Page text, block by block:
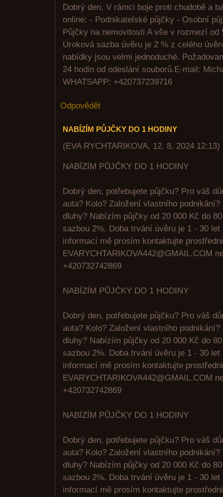
Dobrý den, V rámci boje proti chudobě a
online: - Podnikatelské půjčky - Osobní
Půjčky na nemovitosti A vše v rozmezí od
Úroková sazba úvěru je 2 % z celého
nabídky jsou velmi jednoduché.
24 hodin od odeslání souborů.E-mail:
WHATSAPP: +420737239716
Odpovědět
NABÍZÍM PŮJČKY DO 1 HODINY
(EVA RYCHTARIKOVA, 12. 8. 2024 12:13)
NABÍZÍM PŮJČKY DO 1 HODINY
Dobrý den, potřebujete půjčku? Pro váš
auta? Kolo? Založení vlastního
dluhy? Nabízím půjčky od 20 000 Kč do
sazbou 2%. Doba trvání úvěru je 1 - 30
informací mě prosím kontaktujte
EVARYCHTARIKOVA442@GMAIL.COM
+420732742869
NABÍZÍM PŮJČKY DO 1 HODINY
Dobrý den, potřebujete půjčku? Pro váš
auta? Kolo? Založení vlastního
dluhy? Nabízím půjčky od 20 000 Kč do
sazbou 2%. Doba trvání úvěru je 1 - 30
informací mě prosím kontaktujte
EVARYCHTARIKOVA442@GMAIL.COM
+420732742869
NABÍZÍM PŮJČKY DO 1 HODINY
Dobrý den, potřebujete půjčku? Pro váš
auta? Kolo? Založení vlastního
dluhy? Nabízím půjčky od 20 000 Kč do
sazbou 2%. Doba trvání úvěru je 1 - 30
informací mě prosím kontaktujte